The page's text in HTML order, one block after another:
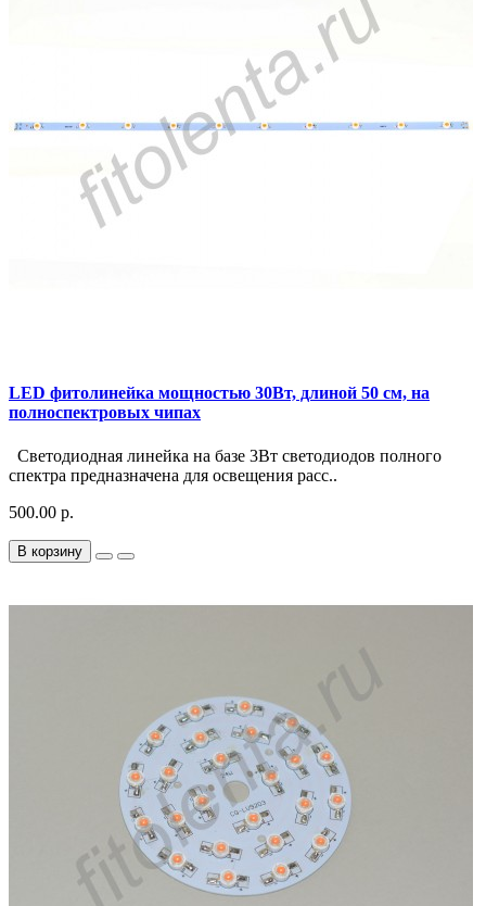
LED фитолинейка мощностью 30Вт, длиной 50 см, на
полноспектровых чипах
Светодиодная линейка на базе 3Вт светодиодов полного
спектра предназначена для освещения расс..
500.00 р.
В корзину